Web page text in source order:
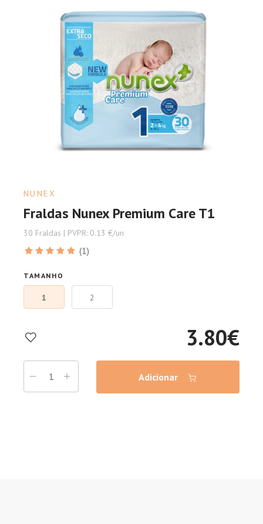
NUNEX
Fraldas Nunex Premium Care T1
30 Fraldas | PVPR: 0.13 €/un
(1)
TAMANHO
1 2
3.80€
Adicionar